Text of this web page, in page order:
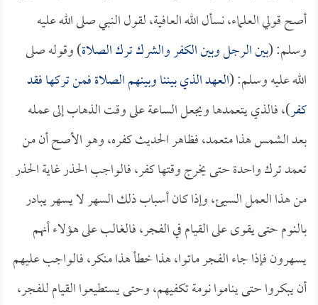
أصح قولي العلماء، نسأل الله العافية، لقول النبي صلى الله عليه
وسلم: (بين الرجل وبين الكفر والشرك ترك الصلاة) وقوله صلى
الله عليه وسلم: (العهد الذي بيننا وبينهم الصلاة فمن تركها فقد
كفر)، فالذي يتعمدها ويجعل الساعة على وقت الذهاب إلى عمله
بعد الشمس هذا متعمد، فظاهر الحديث كفره، وهو الأصح أن من
تعمد ترك واحدة حتى يخرج وقتها كفر، فالواجب الحذر غاية الحذر
من هذا العمل السيئ، وإذا كان أسباب ذلك السهر لا يسهر يبادر
بالنوم حتى يقوى على القيام في الفجر، فالغالب على هؤلاء أنهم
يسهرون فإذا جاء الفجر ماتوا، هذا خطأ هذا منكر، فالواجب عليهم
أن يبكروا حتى يناموا نومة تكفيهم، وحتى يستطيعوا القيام للفجر،